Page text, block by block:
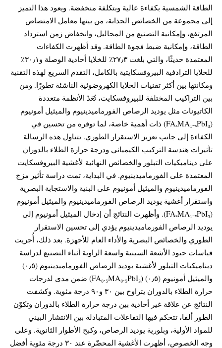
الطاقة الشمسية بكفاءة عالية وبتكلفة منخفضة. ويعود هذا التميز
إلى مجموعة من الخصائص الجذابة، من بينها معامل الامتصاص
المرتفع، وإمكانية التصنيع من المحاليل، وانخفاض زمن استرداد
الطاقة، وإمكانية ضبط فجوة الطاقة. وقد أظهرت الكفاءات
المعتمدة حديثًا، والتي بلغت ٢٧٫٣٪ للخلايا أحادية الوصلة و٣٠٫١٪
للخلايا الترادفية البيروفسكايتية بالكامل، التقدم السريع لهذه التقنية
ومكانتها بين أكثر تقنيات الخلايا الكهروضوئية الناشئة تطورًا. ومن
بين التراكيب المختلفة للبيروفسكايت، تُعَدّ الأنظمة متعددة
الكاتيونات مثل يوديد الرصاص الفورماميدينيوم والميثيل أمونيوم
(FAₓMA₁₋ₓPbI₃) ذات أهمية خاصة، لما توفره من تحسين في
الكفاءة إلى جانب تعزيز الاستقرار الطوري. تتناول هذه الرسالة
تأثيرات هندسة التركيب الكيميائي ودرجة حرارة الطلاء بالدوران
على ديناميكيات التبلور والخصائص النهائية لأغشية البيروفسكايت
المعتمدة على الفورماميدينيوم. في البداية، تمت دراسة تأثير مزج
الفورماميدينيوم والميثيل أمونيوم على البنية والاستجابة البصرية
واستقرار أغشية يوديد الرصاص الفورماميدينيوم والميثيل أمونيوم
(FAₓMA₁₋ₓPbI₃). وأظهرت النتائج أن إدخال الميثيل أمونيوم إلى
يوديد الرصاص الفورماميدينيوم يؤدي إلى تحسين الاستقرار
الطوري والخصائص البصرية والأداء العام للأجهزة. بعد ذلك، أُجريت
قياسات حيود الأشعة السينية واسعة الزاوية أثناء التصنيع لدراسة
ديناميكيات التبلور لأغشية يوديد الرصاص الفورماميدينيوم (٠٫٥)
والميثيل أمونيوم (٠٫٥) (FA₀.₅MA₀.₅PbI₃) ضمن مدى لدرجات
حرارة الطلاء بالدوران يتراوح بين ٣٠ و٩٠ درجة مئوية. وكشفت
النتائج عن علاقة غير أحادية بين درجة حرارة الطلاء بالدوران وتكوّن
الطور ألفا، تتحكم فيها التفاعلات المتبادلة بين الانتشار البيني
للمواد الأولية، وبلورية يوديد الرصاص، وكبح الأطوار الثانوية. وعلى
وجه الخصوص، أظهرت الأغشية المحضّرة عند ٣٠ درجة مئوية أفضل